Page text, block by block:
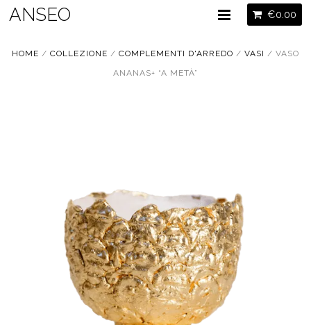
ANSEO €0.00
HOME / COLLEZIONE / COMPLEMENTI D'ARREDO / VASI / VASO
ANANAS+ “A METÀ”